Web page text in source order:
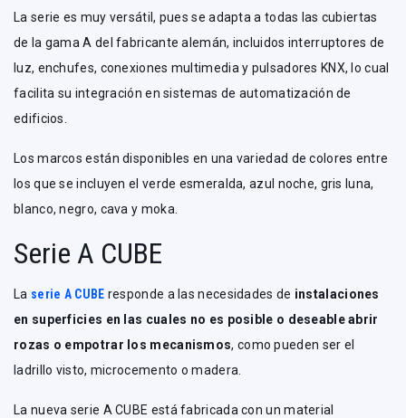
La serie es muy versátil, pues se adapta a todas las cubiertas
de la gama A del fabricante alemán, incluidos interruptores de
luz, enchufes, conexiones multimedia y pulsadores KNX, lo cual
facilita su integración en sistemas de automatización de
edificios.
Los marcos están disponibles en una variedad de colores entre
los que se incluyen el verde esmeralda, azul noche, gris luna,
blanco, negro, cava y moka.
Serie A CUBE
La serie A CUBE responde a las necesidades de instalaciones
en superficies en las cuales no es posible o deseable abrir
rozas o empotrar los mecanismos, como pueden ser el
ladrillo visto, microcemento o madera.
La nueva serie A CUBE está fabricada con un material